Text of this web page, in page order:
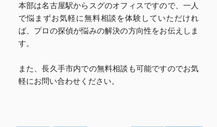
本部は名古屋駅からスグのオフィスですので、一人
で悩まずお気軽に無料相談を体験していただけれ
ば、プロの探偵が悩みの解決の方向性をお伝えしま
す。
また、長久手市内での無料相談も可能ですのでお気
軽にお問い合わせください。